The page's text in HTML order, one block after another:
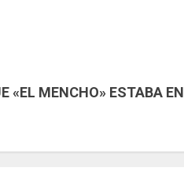
«EL MENCHO» ESTABA